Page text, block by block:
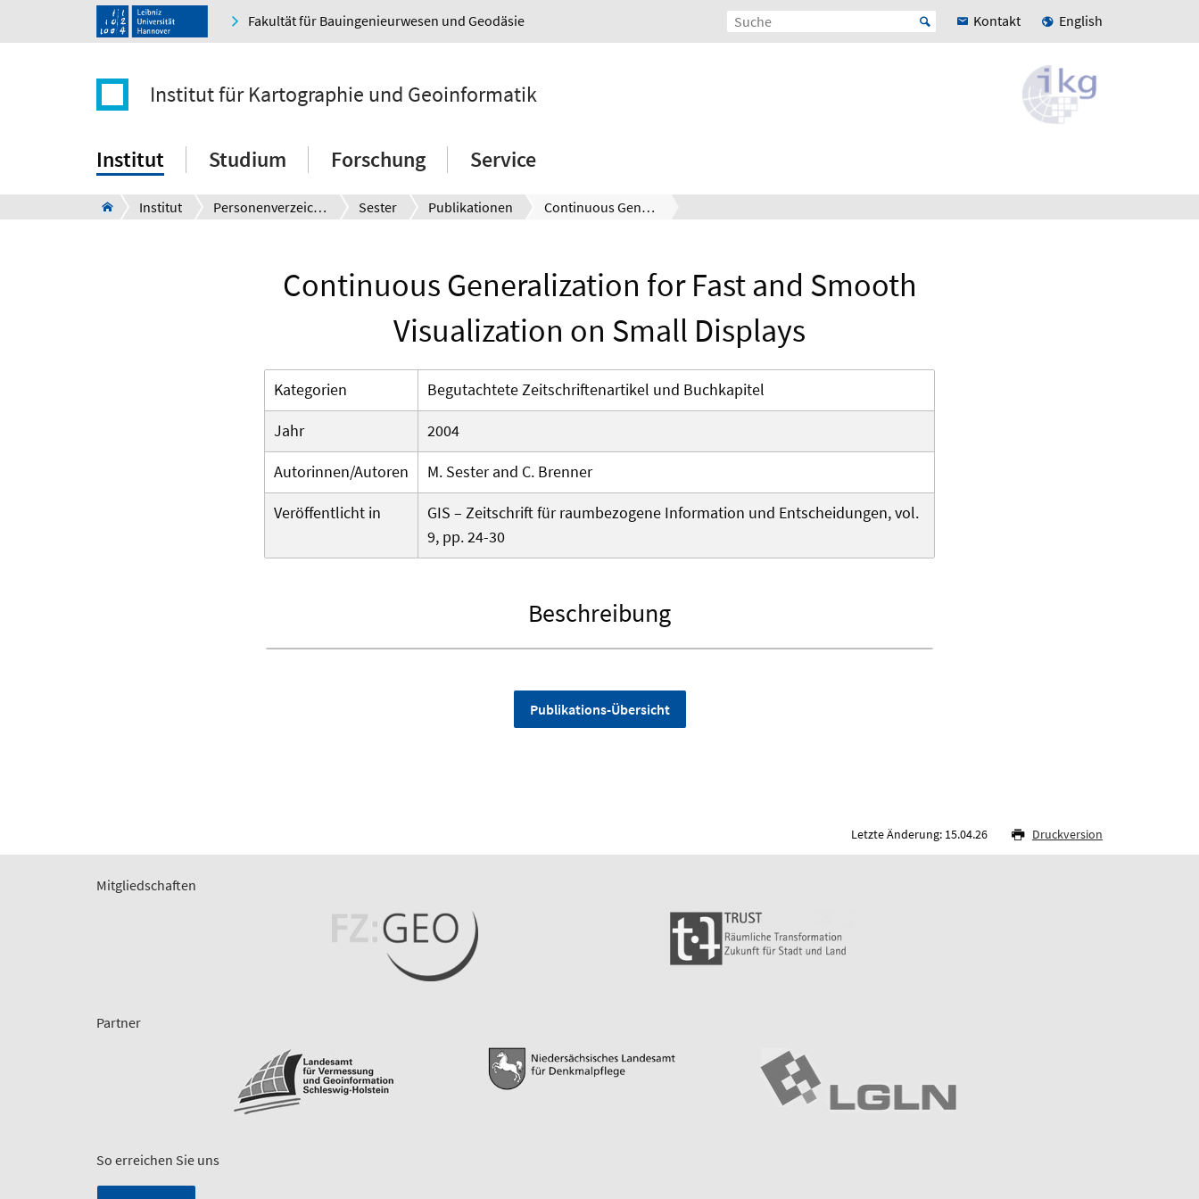
Fakultät für Bauingenieurwesen und Geodäsie Kontakt English
Institut für Kartographie und Geoinformatik
Institut Studium Forschung Service
Institut Personenverzeichnis Sester Publikationen Continuous Generalization for Fast and Smooth Visualization on Small Displays
Continuous Generalization for Fast and Smooth
Visualization on Small Displays
Kategorien
Begutachtete Zeitschriftenartikel und Buchkapitel
Jahr
2004
Autorinnen/Autoren
M. Sester and C. Brenner
Veröffentlicht in
GIS – Zeitschrift für raumbezogene Information und Entscheidungen, vol.
9, pp. 24-30
Beschreibung
Publikations-Übersicht
Letzte Änderung: 15.04.26 Druckversion
Mitgliedschaften
Partner
So erreichen Sie uns